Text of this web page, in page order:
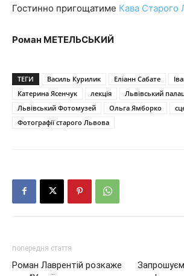
Гостинно пригощатиме Кава Старого
Роман МЕТЕЛЬСЬКИЙ
ТЕГИ Василь Курилик Еліанн Сабате
Катерина Ясенчук
лекція
Львівський
Львівський Фотомузей
Ольга Ямборко
Фотографії старого Львова
попередня стаття
Роман Лаврентій розкаже